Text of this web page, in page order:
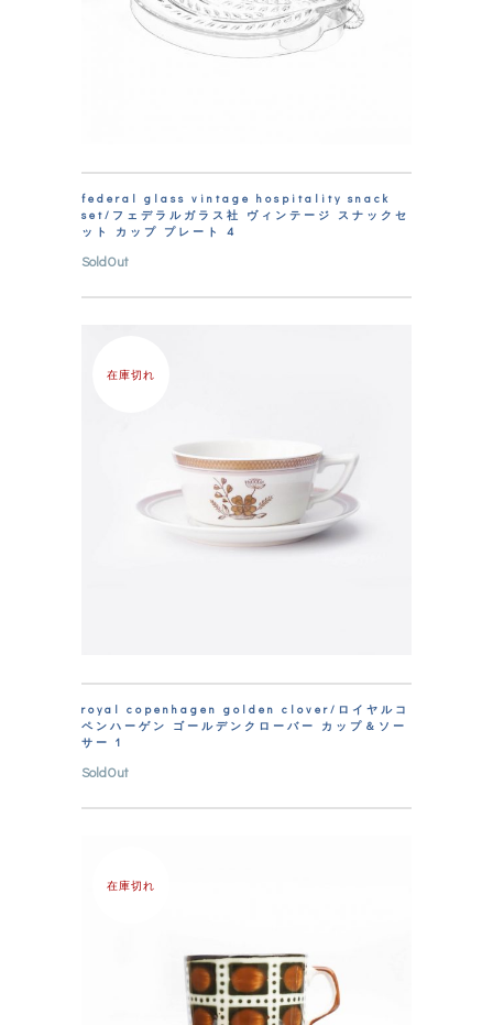
federal glass vintage hospitality snack
set/フェデラルガラス社 ヴィンテージ スナックセ
ット カップ プレート 4
SoldOut
在庫切れ
royal copenhagen golden clover/ロイヤルコ
ペンハーゲン ゴールデンクローバー カップ＆ソー
サー 1
SoldOut
在庫切れ